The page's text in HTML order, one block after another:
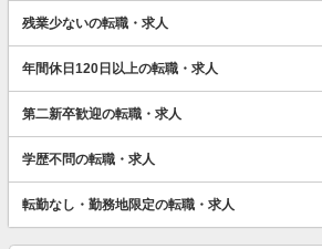
残業少ないの転職・求人
年間休日120日以上の転職・求人
第二新卒歓迎の転職・求人
学歴不問の転職・求人
転勤なし・勤務地限定の転職・求人